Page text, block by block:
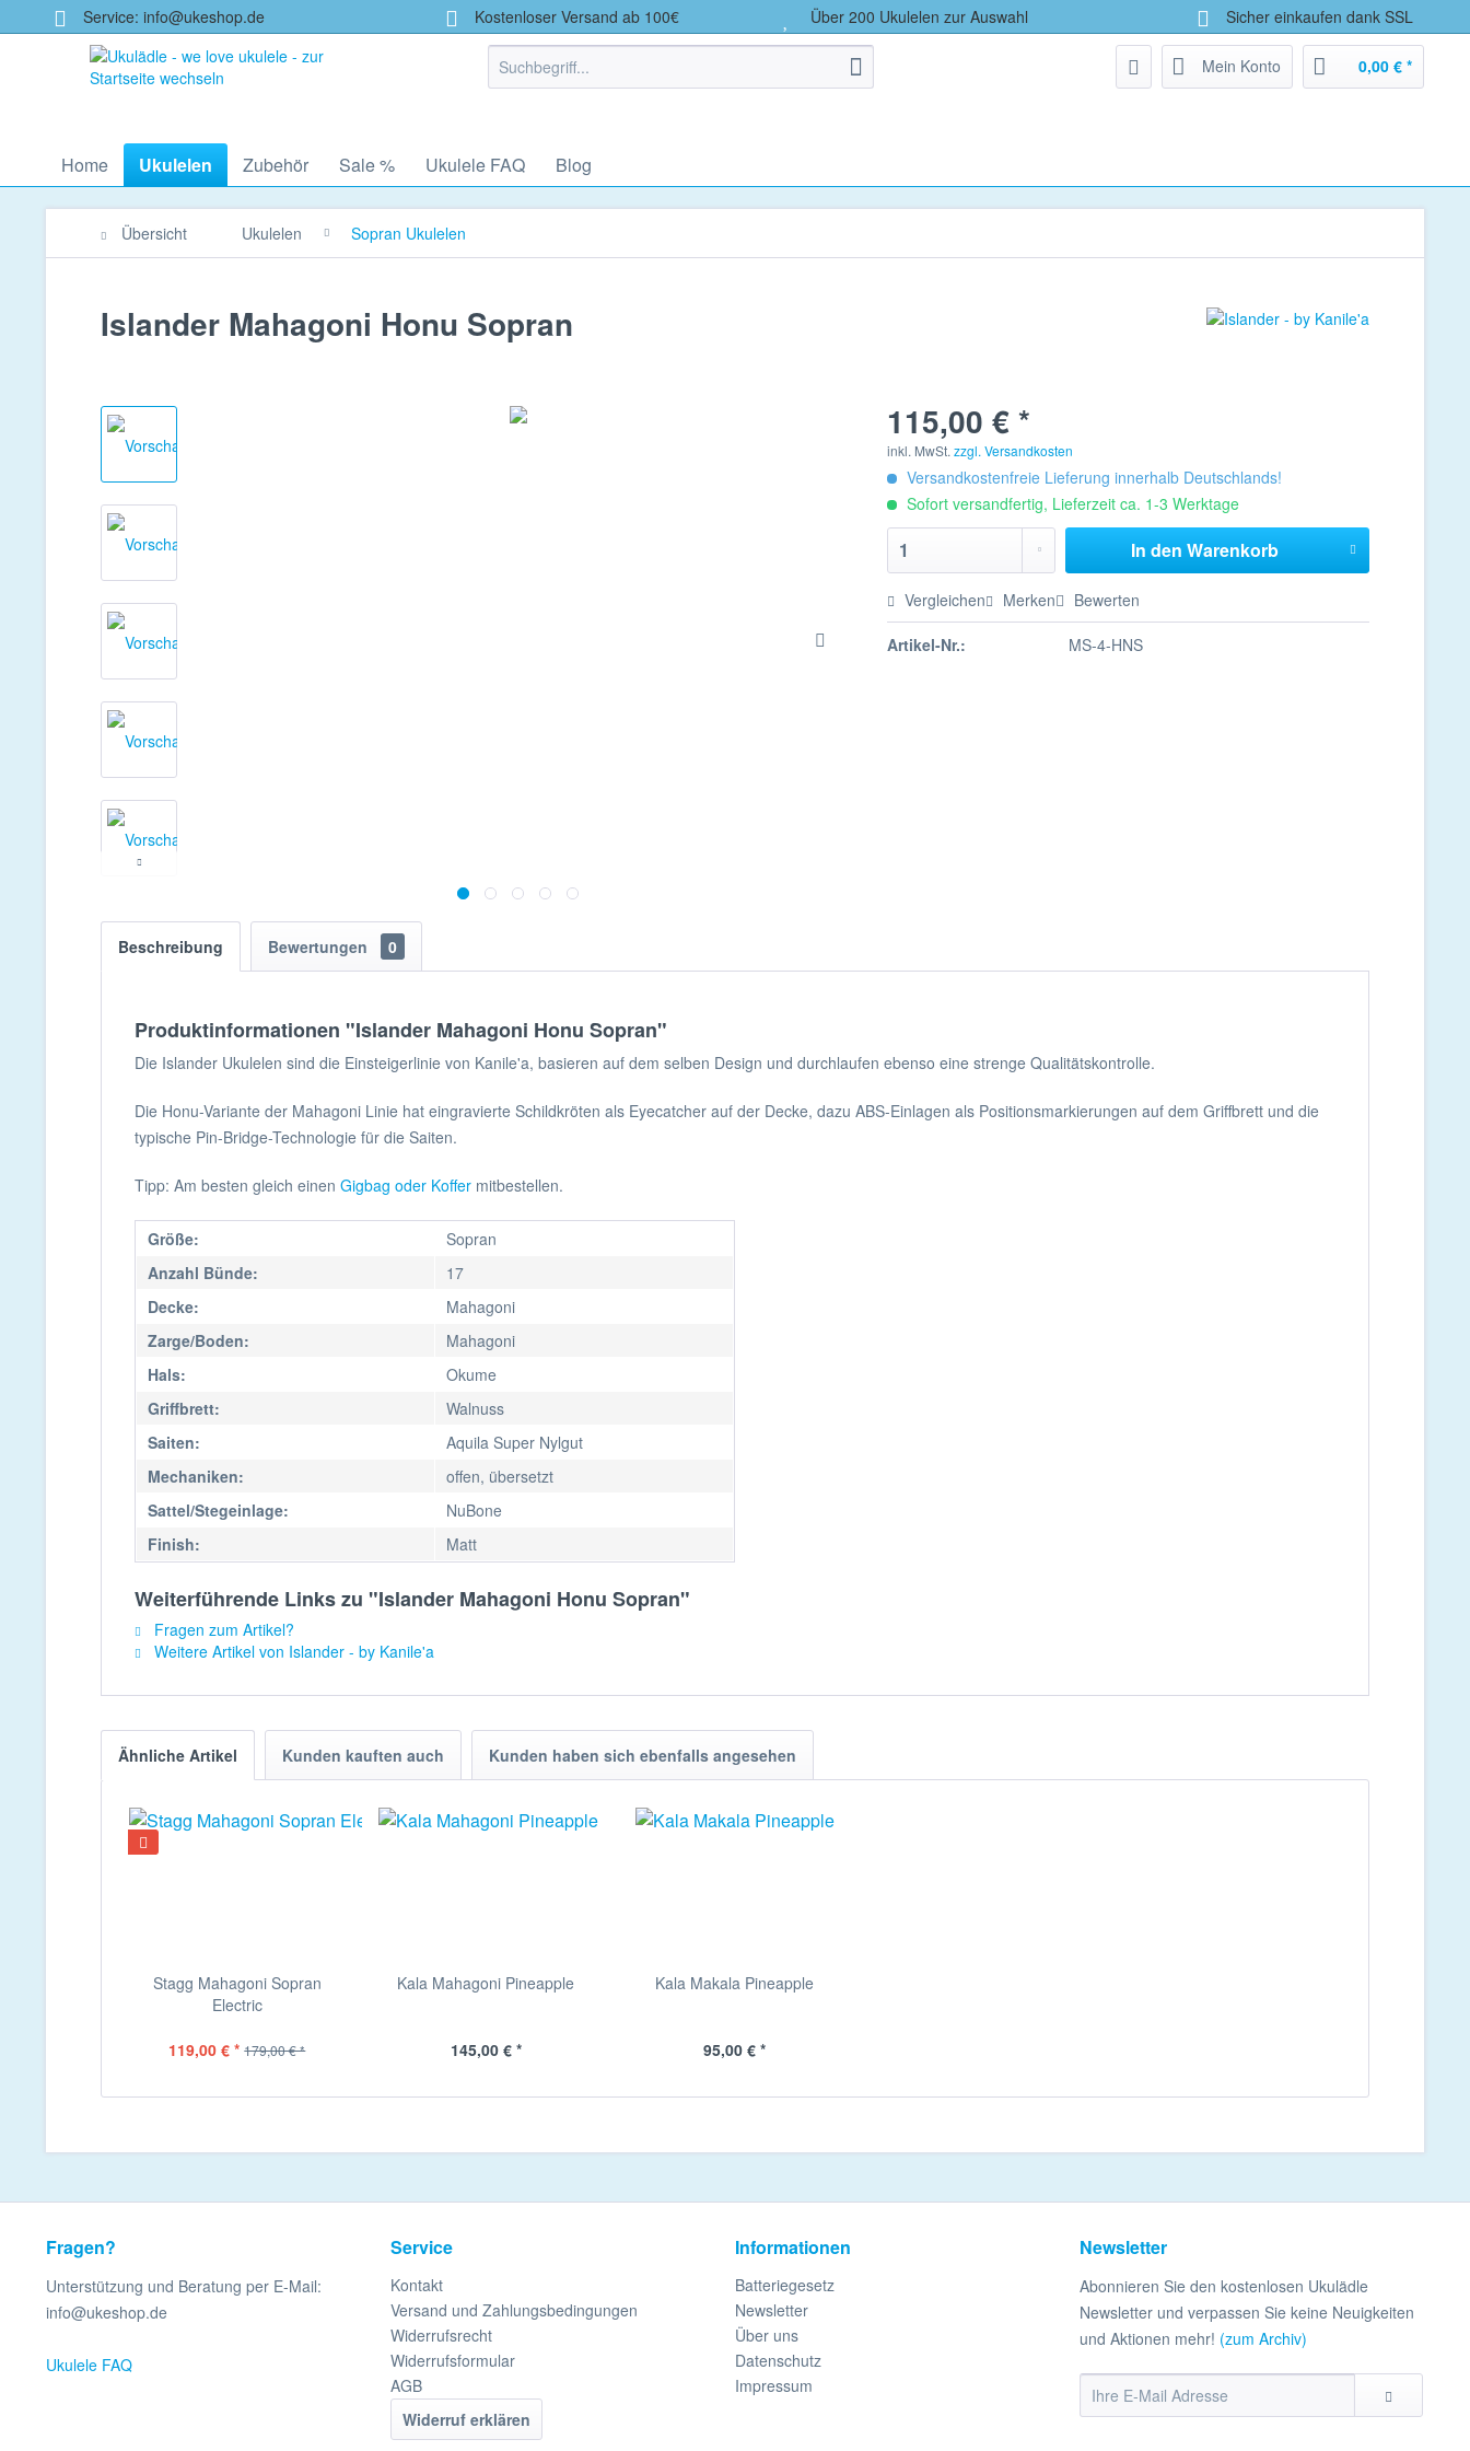
Service: info@ukeshop.de Kostenloser Versand ab 100€ Über 200 Ukulelen zur Auswahl Sicher einkaufen dank SSL
Mein Konto 0,00 € *
Home Ukulelen Zubehör Sale % Ukulele FAQ Blog
Übersicht Ukulelen Sopran Ukulelen
Islander Mahagoni Honu Sopran
115,00 € *
inkl. MwSt.zzgl. Versandkosten
Versandkostenfreie Lieferung innerhalb Deutschlands!
Sofort versandfertig, Lieferzeit ca. 1-3 Werktage
In den Warenkorb
Vergleichen Merken Bewerten
Artikel-Nr.: MS-4-HNS
Beschreibung Bewertungen 0
Produktinformationen "Islander Mahagoni Honu Sopran"
Die Islander Ukulelen sind die Einsteigerlinie von Kanile'a, basieren auf dem selben Design und durchlaufen ebenso eine strenge Qualitätskontrolle.
Die Honu-Variante der Mahagoni Linie hat eingravierte Schildkröten als Eyecatcher auf der Decke, dazu ABS-Einlagen als Positionsmarkierungen auf dem Griffbrett und die
typische Pin-Bridge-Technologie für die Saiten.
Tipp: Am besten gleich einen Gigbag oder Koffer mitbestellen.
Größe:
Sopran
Anzahl Bünde:
17
Decke:
Mahagoni
Zarge/Boden:
Mahagoni
Hals:
Okume
Griffbrett:
Walnuss
Saiten:
Aquila Super Nylgut
Mechaniken:
offen, übersetzt
Sattel/Stegeinlage:
NuBone
Finish:
Matt
Weiterführende Links zu "Islander Mahagoni Honu Sopran"
Fragen zum Artikel?
Weitere Artikel von Islander - by Kanile'a
Ähnliche Artikel Kunden kauften auch Kunden haben sich ebenfalls angesehen
Stagg Mahagoni Sopran
Electric
119,00 € * 179,00 € *
Kala Mahagoni Pineapple
145,00 € *
Kala Makala Pineapple
95,00 € *
Fragen?
Unterstützung und Beratung per E-Mail:
info@ukeshop.de
Ukulele FAQ
Service
Kontakt
Versand und Zahlungsbedingungen
Widerrufsrecht
Widerrufsformular
AGB
Widerruf erklären
Informationen
Batteriegesetz
Newsletter
Über uns
Datenschutz
Impressum
Newsletter
Abonnieren Sie den kostenlosen Ukulädle
Newsletter und verpassen Sie keine Neuigkeiten
und Aktionen mehr! (zum Archiv)